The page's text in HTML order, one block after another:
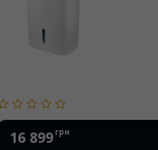
16 899 грн